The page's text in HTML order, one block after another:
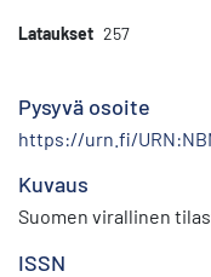
Lataukset 257
Pysyvä osoite
https://urn.fi/
Kuvaus
Suomen virallinen
ISSN